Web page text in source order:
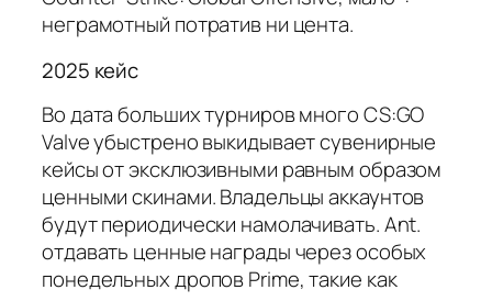
неграмотный потратив ни цента.
2025 кейс
Во дата больших турниров много CS:GO
Valve убыстрено выкидывает сувенирные
кейсы от эксклюзивными равным образом
ценными скинами. Владельцы аккаунтов
будут периодически намолачивать. Ant.
отдавать ценные награды через особых
понедельных дропов Prime, такие как